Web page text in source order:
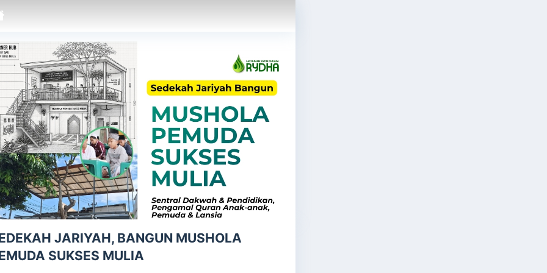
JARIYAH, BANGUN MUSHOLA
SUKSES MULIA